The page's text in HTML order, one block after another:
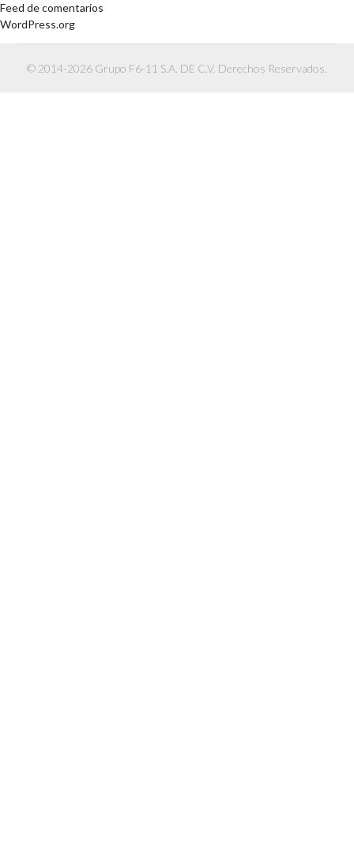
Feed de comentarios
WordPress.org
© 2014-2026 Grupo F6-11 S.A. DE C.V. Derechos Reservados.